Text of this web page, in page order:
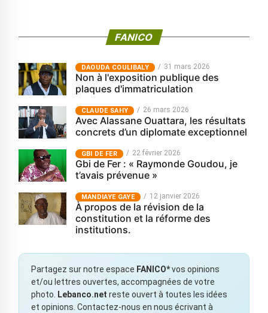
FANICO
‎DAOUDA COULIBALY 31 mars 2026
Non à l'exposition publique des
plaques d'immatriculation
CLAUDE SAHY 26 mars 2026
Avec Alassane Ouattara, les résultats
concrets d’un diplomate exceptionnel
GBI DE FER 22 février 2026
Gbi de Fer : « Raymonde Goudou, je
t’avais prévenue »
MANDIAYE GAYE 12 janvier 2026
À propos de la révision de la
constitution et la réforme des
institutions.
Partagez sur notre espace FANICO*vos opinions
et/ou lettres ouvertes, accompagnées de votre
photo.
Lebanco.net reste ouvert à toutes les idées
et opinions. Contactez-nous en nous écrivant à